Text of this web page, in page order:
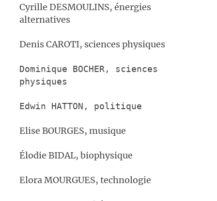
Cyrille DESMOULINS, énergies
alternatives
Denis CAROTI, sciences physiques
Dominique BOCHER, sciences
physiques
Edwin HATTON, politique
Elise BOURGES, musique
Élodie BIDAL, biophysique
Elora MOURGUES, technologie